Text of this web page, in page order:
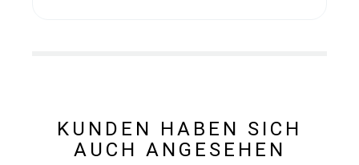
KUNDEN HABEN SICH
AUCH ANGESEHEN